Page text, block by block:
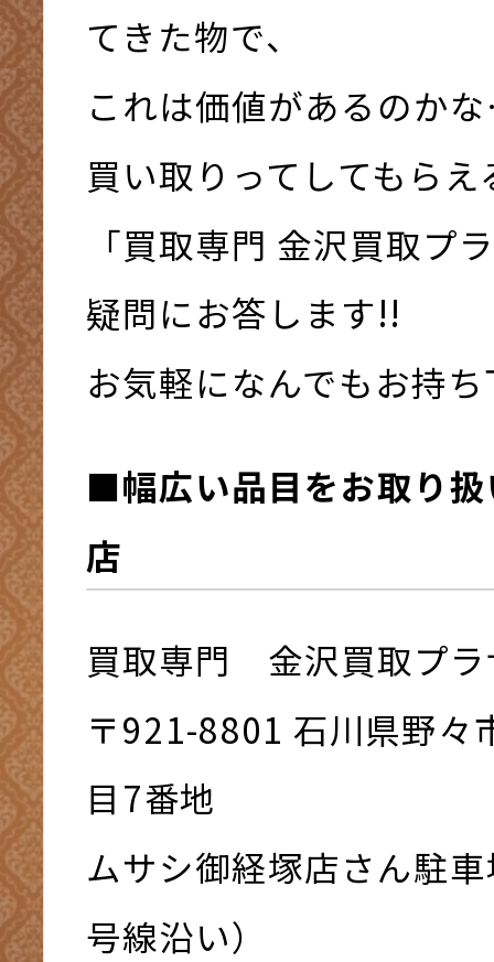
てきた物で、
これは価値があるのか
買い取りってしてもら
「買取専門 金沢買取プ
疑問にお答します!!
お気軽になんでもお持
■幅広い品目をお取り
店
買取専門 金沢買取プラ
〒921-8801 ⽯川県野々
⽬7番地
ムサシ御経塚店さん駐
号線沿い）